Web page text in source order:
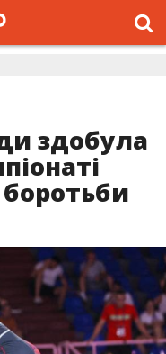
здобула
боротьби